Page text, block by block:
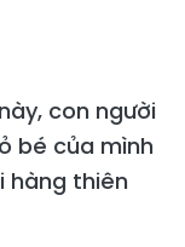
con người
bé của mình
hàng thiên